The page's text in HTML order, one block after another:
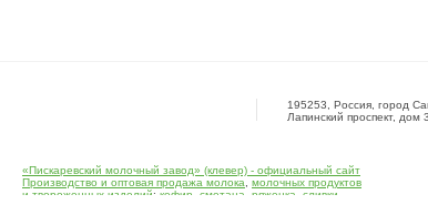
195253, Россия, город
Лапинский проспект, дом 3
«Пискаревский молочный завод» (клевер) - официальный сайт
Производство и оптовая продажа молока
молочных продуктов
и твороженных изделий: кефир сметана ряженка сливки